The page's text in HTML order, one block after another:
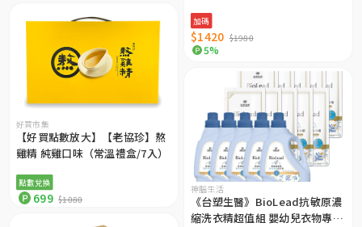
加碼
$1420 $1980
5%
好買市集
【好買點數放大】【老協珍】熬
雞精 純雞口味（常溫禮盒/7入）
點數兌換
699 $1080
神腦生活
《台塑生醫》BioLead抗敏原濃
縮洗衣精超值組 嬰幼兒衣物專用